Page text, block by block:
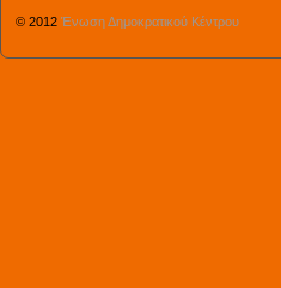
© 2012 Ένωση Δημοκρατικού Κέντρου